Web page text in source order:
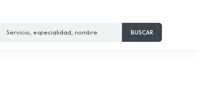
Servicio, especialidad, nombre BUSCAR